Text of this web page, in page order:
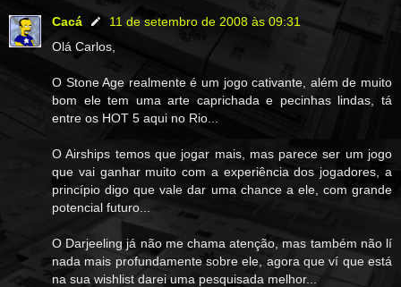
Cacá
11 de setembro de 2008 às 09:31
Olá Carlos,
O Stone Age realmente é um jogo cativante, além de muito
bom ele tem uma arte caprichada e pecinhas lindas, tá
entre os HOT 5 aqui no Rio...
O Airships temos que jogar mais, mas parece ser um jogo
que vai ganhar muito com a experiência dos jogadores, a
princípio digo que vale dar uma chance a ele, com grande
potencial futuro...
O Darjeeling já não me chama atenção, mas também não lí
nada mais profundamente sobre ele, agora que ví que está
na sua wishlist darei uma pesquisada melhor...